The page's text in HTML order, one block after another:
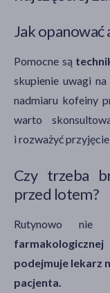
Jak opanować
Pomocne są
skupienie uwagi
nadmiaru kofeiny
warto
i rozważyć
Czy trzeba
przed lotem?
Rutynowo
podejmuje lekarz
pacjenta.